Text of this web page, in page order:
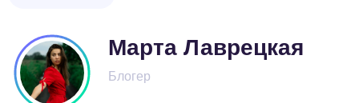
Марта Лаврецкая
Блогер